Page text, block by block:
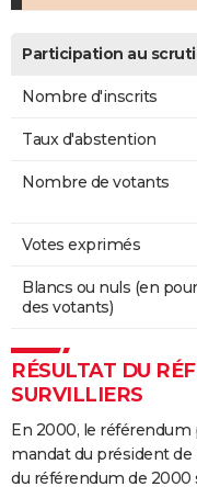
Participation au
Nombre d'inscrits
Taux d'abstention
Nombre de votants
Votes exprimés
Blancs ou nuls (en
des votants)
RÉSULTAT DU
SURVILLIERS
En 2000, le référendum
mandat du président de
du référendum de 2000